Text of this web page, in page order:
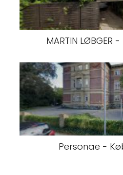
MARTIN LØBGER
Personae -